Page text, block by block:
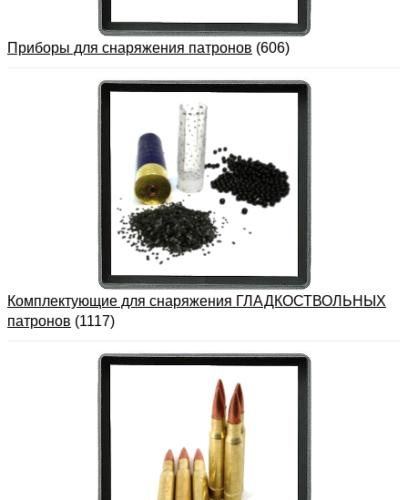
Приборы для снаряжения патронов (606)
Комплектующие для снаряжения ГЛАДКОСТВОЛЬНЫХ
патронов (1117)